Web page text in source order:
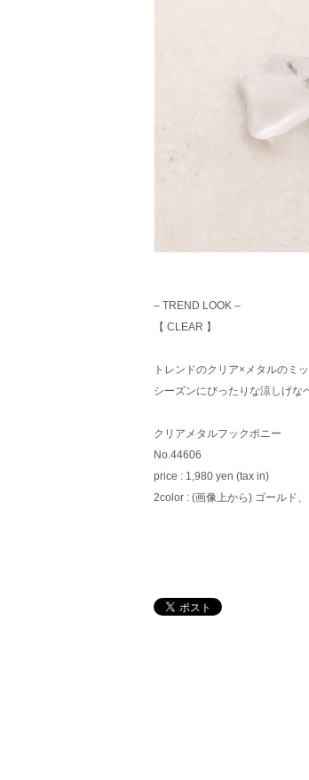
– TREND LOOK –
【 CLEAR 】
トレンドのクリア×メタルのミ
シーズンにぴったりな涼しげな
クリアメタルフックポニー
No.44606
price : 1,980 yen (tax in)
2color : (画像上から) ゴールド